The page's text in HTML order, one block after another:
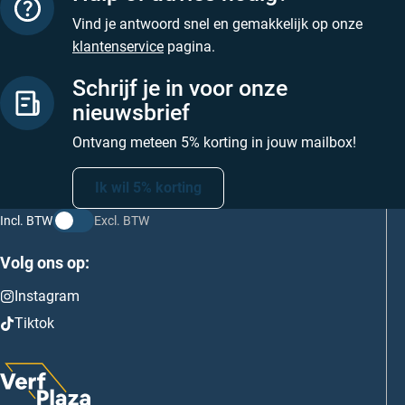
Vind je antwoord snel en gemakkelijk op onze
klantenservice pagina.
Schrijf je in voor onze
nieuwsbrief
Ontvang meteen 5% korting in jouw mailbox!
Ik wil 5% korting
Incl. BTW Excl. BTW
Volg ons op:
Instagram
Tiktok